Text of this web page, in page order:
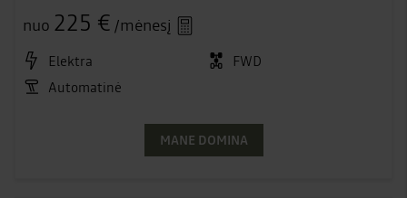
nuo 225 € /mėnesį
Elektra
FWD
Automatinė
MANE DOMINA